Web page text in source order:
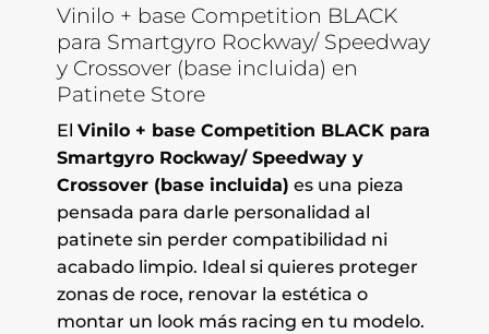
Vinilo + base Competition BLACK
para Smartgyro Rockway/ Speedway
y Crossover (base incluida) en
Patinete Store
El Vinilo + base Competition BLACK para
Smartgyro Rockway/ Speedway y
Crossover (base incluida) es una pieza
pensada para darle personalidad al
patinete sin perder compatibilidad ni
acabado limpio. Ideal si quieres proteger
zonas de roce, renovar la estética o
montar un look más racing en tu modelo.